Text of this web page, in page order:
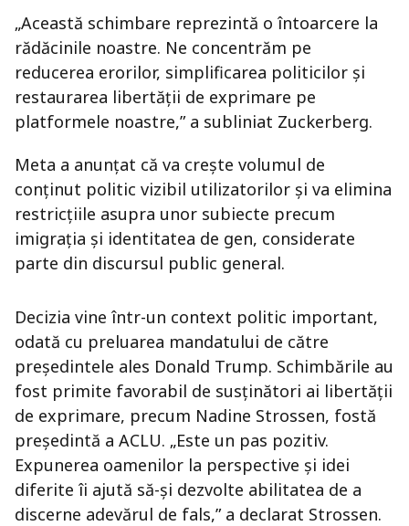
„Această schimbare reprezintă o întoarcere la
rădăcinile noastre. Ne concentrăm pe
reducerea erorilor, simplificarea politicilor și
restaurarea libertății de exprimare pe
platformele noastre,” a subliniat Zuckerberg.
Meta a anunțat că va crește volumul de
conținut politic vizibil utilizatorilor și va elimina
restricțiile asupra unor subiecte precum
imigrația și identitatea de gen, considerate
parte din discursul public general.
Decizia vine într-un context politic important,
odată cu preluarea mandatului de către
președintele ales Donald Trump. Schimbările au
fost primite favorabil de susținători ai libertății
de exprimare, precum Nadine Strossen, fostă
președintă a ACLU. „Este un pas pozitiv.
Expunerea oamenilor la perspective și idei
diferite îi ajută să-și dezvolte abilitatea de a
discerne adevărul de fals,” a declarat Strossen.